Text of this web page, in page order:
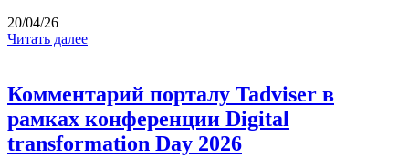
20/04/26
Читать далее
Комментарий порталу Tadviser в
рамках конференции Digital
transformation Day 2026